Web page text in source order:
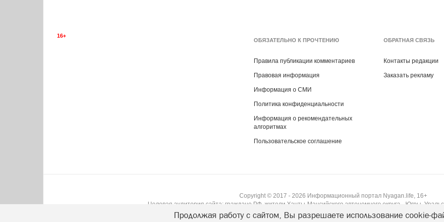
16+
ОБЯЗАТЕЛЬНО К ПРОЧТЕНИЮ
Правила публикации комментариев
Правовая информация
Информация о СМИ
Политика конфиденциальности
Информация о рекомендательных
алгоритмах
Пользовательское соглашение
ОБРАТНАЯ СВЯЗЬ
Контакты редакции
Заказать рекламу
Copyright © 2017 - 2026 Информационный портал Nyagan.life, 16+
Целевая аудитория сайта: граждане РФ, жители Ханты-Мансийского автономного округа - Югры,
Продолжая работу с сайтом, Вы разрешаете использование cookie-